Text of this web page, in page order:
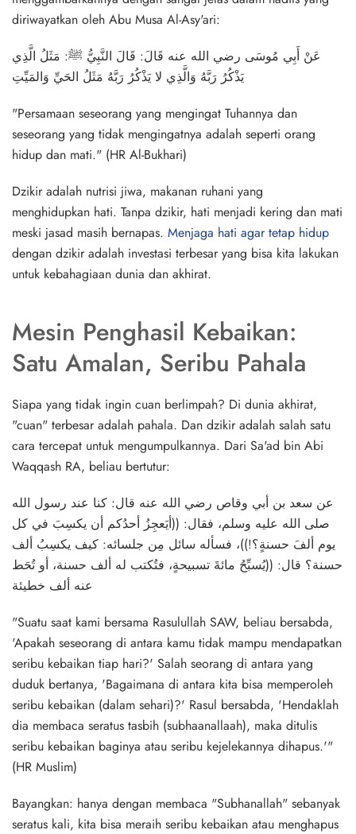
diriwayatkan oleh Abu Musa Al-Asy'ari:
عَنْ أَبِي مُوسَى رضي الله عنه قَالَ: قَالَ النَّبِيُّ ﷺ: مَثَلُ الَّذِي
يَذْكُرُ رَبَّهُ وَالَّذِي لا يَذْكُرُ رَبَّهُ مَثَلُ الحَيِّ وَالمَيِّتِ
"Persamaan seseorang yang mengingat Tuhannya dan
seseorang yang tidak mengingatnya adalah seperti orang
hidup dan mati." (HR Al-Bukhari)
Dzikir adalah nutrisi jiwa, makanan ruhani yang
menghidupkan hati. Tanpa dzikir, hati menjadi kering dan mati
meski jasad masih bernapas. Menjaga hati agar tetap hidup
dengan dzikir adalah investasi terbesar yang bisa kita lakukan
untuk kebahagiaan dunia dan akhirat.
Mesin Penghasil Kebaikan:
Satu Amalan, Seribu Pahala
Siapa yang tidak ingin cuan berlimpah? Di dunia akhirat,
"cuan" terbesar adalah pahala. Dan dzikir adalah salah satu
cara tercepat untuk mengumpulkannya. Dari Sa'ad bin Abi
Waqqash RA, beliau bertutur:
عن سعد بن أبي وقاص رضي الله عنه قال: كنا عند رسول الله
صلى الله عليه وسلم، فقال: ((أيَعجِزُ أحدُكم أن يكسِبَ في كل
يوم ألفَ حسنةٍ؟!))، فسأله سائل مِن جلسائه: كيف يكسِبُ ألف
حسنة؟ قال: ((يُسبِّحُ مائةَ تسبيحةٍ، فتُكتب له ألف حسنة، أو تُحَط
عنه ألف خطيئة
"Suatu saat kami bersama Rasulullah SAW, beliau bersabda,
'Apakah seseorang di antara kamu tidak mampu mendapatkan
seribu kebaikan tiap hari?' Salah seorang di antara yang
duduk bertanya, 'Bagaimana di antara kita bisa memperoleh
seribu kebaikan (dalam sehari)?' Rasul bersabda, 'Hendaklah
dia membaca seratus tasbih (subhaanallaah), maka ditulis
seribu kebaikan baginya atau seribu kejelekannya dihapus.'"
(HR Muslim)
Bayangkan: hanya dengan membaca "Subhanallah" sebanyak
seratus kali, kita bisa meraih seribu kebaikan atau menghapus